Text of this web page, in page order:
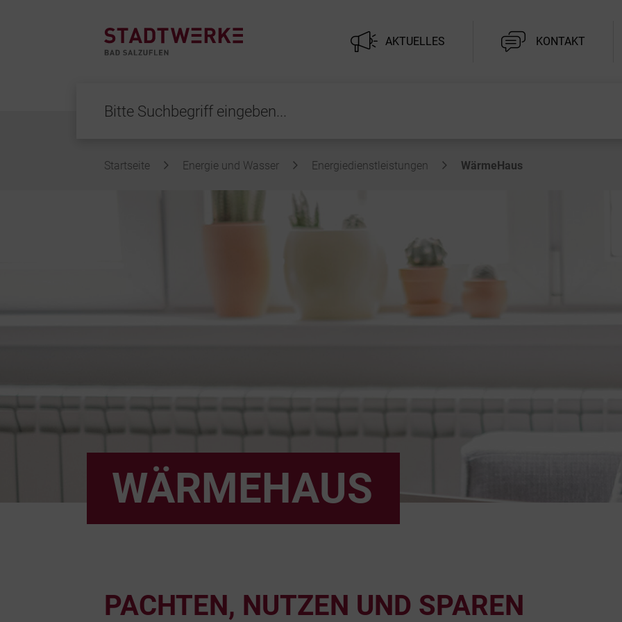
AKTUELLES KONTAKT
Startseite Energie und Wasser Energiedienstleistungen WärmeHaus
WÄRMEHAUS
PACHTEN, NUTZEN UND SPAREN